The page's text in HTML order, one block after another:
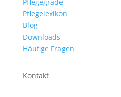
Pflegelexikon
Blog
Downloads
Häufige Fragen
Kontakt